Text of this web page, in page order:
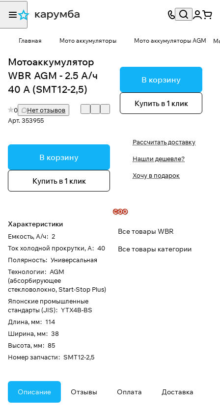
Главная Мото аккумуляторы Мото аккумуляторы AGM
Мотоаккумулятор
WBR AGM - 2.5 А/ч
40 А (SMT12-2,5)
0
Нет отзывов
Арт.353955
В корзину
Купить в 1 клик
Характеристики
Емкость, А/ч: 2
Ток холодной прокрутки, А: 40
Полярность: Универсальная
Технологии: AGM
(абсорбирующее
стекловолокно, Start-Stop Plus)
Японские промышленные
стандарты (JIS): YTX4B-BS
Длина, мм: 114
Ширина, мм: 38
Высота, мм: 85
Номер запчасти: SMT12-2,5
В корзину
Купить в 1 клик
Рассчитать доставку
Нашли дешевле?
Хочу в подарок
Все товары WBR
Все товары категории
Описание Отзывы Оплата Доставка